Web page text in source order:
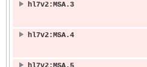
hl7v2:MSA.3
hl7v2:MSA.4